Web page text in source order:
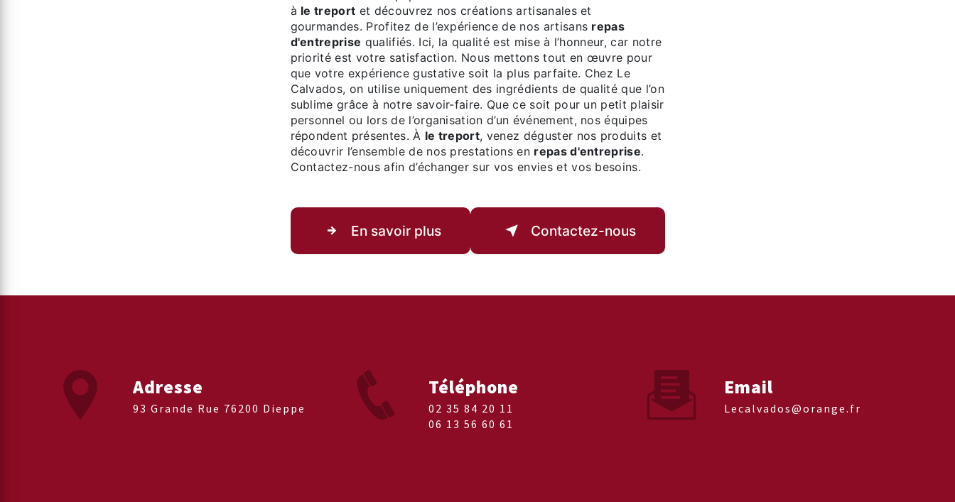
à le treport et découvrez nos créations artisanales et
gourmandes. Profitez de l’expérience de nos artisans repas
d'entreprise qualifiés. Ici, la qualité est mise à l’honneur, car notre
priorité est votre satisfaction. Nous mettons tout en œuvre pour
que votre expérience gustative soit la plus parfaite. Chez Le
Calvados, on utilise uniquement des ingrédients de qualité que l’on
sublime grâce à notre savoir-faire. Que ce soit pour un petit plaisir
personnel ou lors de l’organisation d’un événement, nos équipes
répondent présentes. À le treport, venez déguster nos produits et
découvrir l’ensemble de nos prestations en repas d'entreprise.
Contactez-nous afin d’échanger sur vos envies et vos besoins.
En savoir plus Contactez-nous
Adresse
93 Grande Rue 76200 Dieppe
Téléphone
02 35 84 20 11
06 13 56 60 61
Email
lecalvados@orange.fr